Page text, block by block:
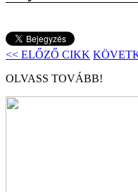
<< ELŐZŐ CIKK
OLVASS TOVÁBB!